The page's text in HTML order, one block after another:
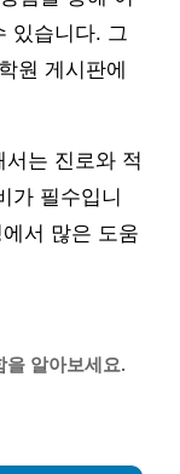
있습니다. 그
원 게시판에
는 진로와 적
가 필수입니
서 많은 도움
을 알아보세요.